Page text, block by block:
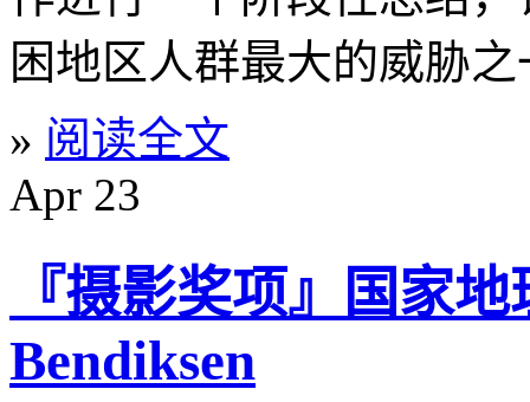
困地区人群最大的威胁
» 阅读全文
Apr 23
『摄影奖项』国家
Bendiksen